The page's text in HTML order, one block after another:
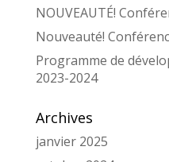
NOUVEAUTÉ!
Nouveauté!
Programme de
2023-2024
Archives
janvier 2025